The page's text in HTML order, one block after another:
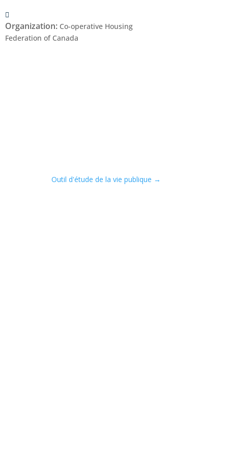
Organization: Co-operative Housing
Federation of Canada
Outil d'étude de la vie publique →